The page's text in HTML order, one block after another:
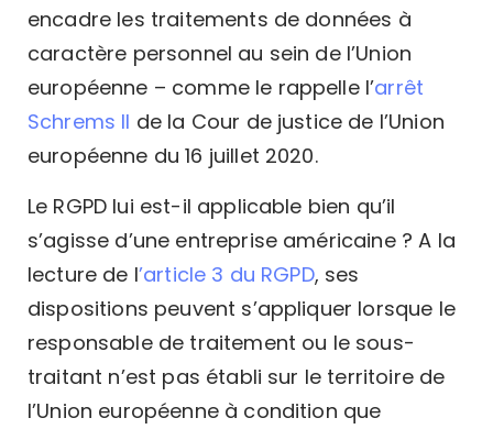
encadre les traitements de données à
caractère personnel au sein de l’Union
européenne – comme le rappelle l’arrêt
Schrems II de la Cour de justice de l’Union
européenne du 16 juillet 2020.
Le RGPD lui est-il applicable bien qu’il
s’agisse d’une entreprise américaine ? A la
lecture de l’article 3 du RGPD, ses
dispositions peuvent s’appliquer lorsque le
responsable de traitement ou le sous-
traitant n’est pas établi sur le territoire de
l’Union européenne à condition que